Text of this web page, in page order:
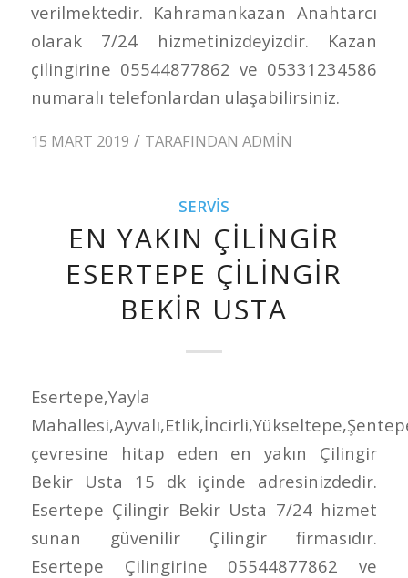
verilmektedir. Kahramankazan Anahtarcı
olarak 7/24 hizmetinizdeyizdir. Kazan
çilingirine 05544877862 ve 05331234586
numaralı telefonlardan ulaşabilirsiniz.
15 MART 2019 / TARAFINDAN ADMIN
SERVIS
EN YAKIN ÇILINGIR
ESERTEPE ÇILINGIR
BEKIR USTA
Esertepe,Yayla
çevresine hitap eden en yakın Çilingir
Bekir Usta 15 dk içinde adresinizdedir.
Esertepe Çilingir Bekir Usta 7/24 hizmet
sunan güvenilir Çilingir firmasıdır.
Esertepe Çilingirine 05544877862 ve